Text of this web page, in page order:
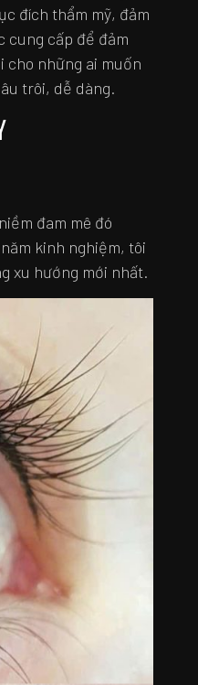
đích thẩm mỹ, đảm
cung cấp để đảm
cho những ai muốn
trôi, dễ dàng.
đam mê đó
kinh nghiệm, tôi
xu hướng mới nhất.